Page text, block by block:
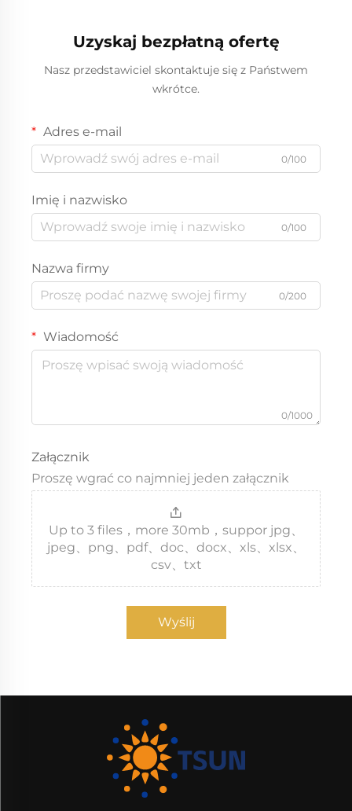
Uzyskaj bezpłatną ofertę
Nasz przedstawiciel skontaktuje się z Państwem
wkrótce.
Adres e-mail
0/100
Imię i nazwisko
0/100
Nazwa firmy
0/200
Wiadomość
0/1000
Załącznik
Proszę wgrać co najmniej jeden załącznik
Up to 3 files，more 30mb，suppor jpg、
jpeg、png、pdf、doc、docx、xls、xlsx、
csv、txt
Wyślij